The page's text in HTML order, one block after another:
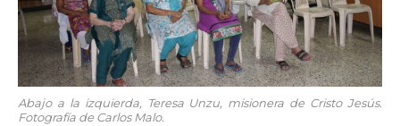
Abajo a la izquierda, Teresa Unzu, misionera de Cristo Jesús.
Fotografía de Carlos Malo.